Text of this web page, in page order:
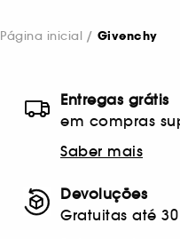
Página inicial Givenchy
Entregas grátis
em compras
Saber mais
Devoluções
Gratuitas até